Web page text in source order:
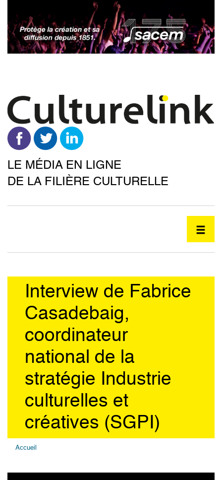
contenu
principal
LE MÉDIA EN LIGNE
DE LA FILIÈRE CULTURELLE
Interview de Fabrice
Casadebaig,
coordinateur
national de la
stratégie Industrie
culturelles et
créatives (SGPI)
Accueil